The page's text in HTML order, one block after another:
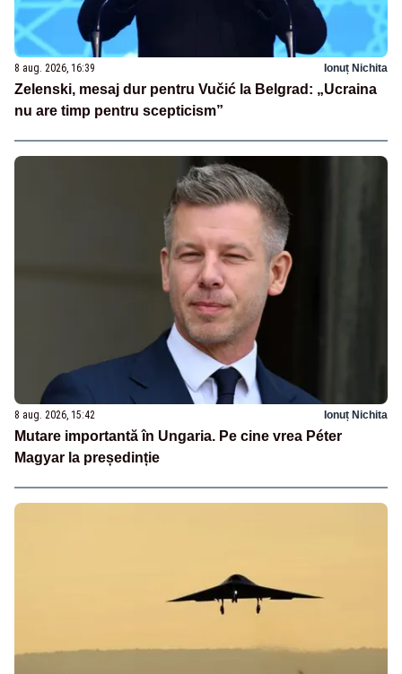
8 aug. 2026, 16:39 Ionuț Nichita
Zelenski, mesaj dur pentru Vučić la Belgrad: „Ucraina
nu are timp pentru scepticism”
8 aug. 2026, 15:42 Ionuț Nichita
Mutare importantă în Ungaria. Pe cine vrea Péter
Magyar la președinție